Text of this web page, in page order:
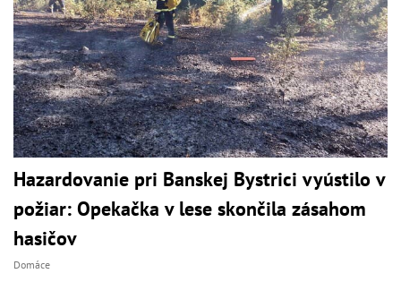
Hazardovanie pri Banskej Bystrici vyústilo v
požiar: Opekačka v lese skončila zásahom
hasičov
Domáce